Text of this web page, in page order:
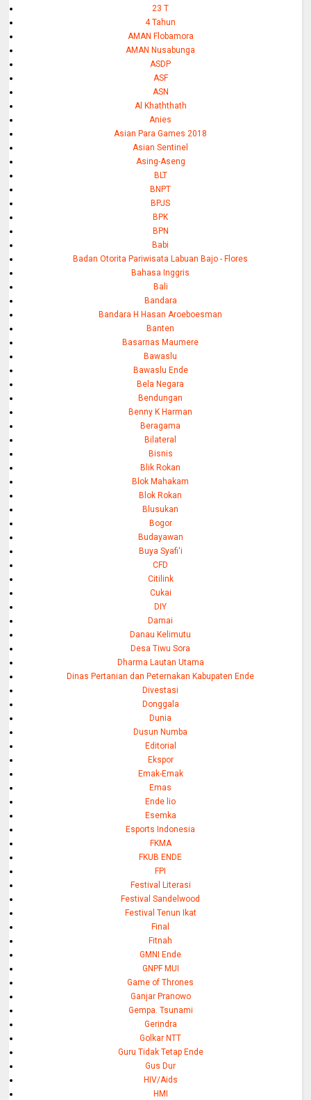
23 T
4 Tahun
AMAN Flobamora
AMAN Nusabunga
ASDP
ASF
ASN
Al Khaththath
Anies
Asian Para Games 2018
Asian Sentinel
Asing-Aseng
BLT
BNPT
BPJS
BPK
BPN
Babi
Badan Otorita Pariwisata Labuan Bajo - Flores
Bahasa Inggris
Bali
Bandara
Bandara H Hasan Aroeboesman
Banten
Basarnas Maumere
Bawaslu
Bawaslu Ende
Bela Negara
Bendungan
Benny K Harman
Beragama
Bilateral
Bisnis
Blik Rokan
Blok Mahakam
Blok Rokan
Blusukan
Bogor
Budayawan
Buya Syafi'i
CFD
Citilink
Cukai
DIY
Damai
Danau Kelimutu
Desa Tiwu Sora
Dharma Lautan Utama
Dinas Pertanian dan Peternakan Kabupaten Ende
Divestasi
Donggala
Dunia
Dusun Numba
Editorial
Ekspor
Emak-Emak
Emas
Ende lio
Esemka
Esports Indonesia
FKMA
FKUB ENDE
FPI
Festival Literasi
Festival Sandelwood
Festival Tenun Ikat
Final
Fitnah
GMNI Ende
GNPF MUI
Game of Thrones
Ganjar Pranowo
Gempa. Tsunami
Gerindra
Golkar NTT
Guru Tidak Tetap Ende
Gus Dur
HIV/Aids
HMI